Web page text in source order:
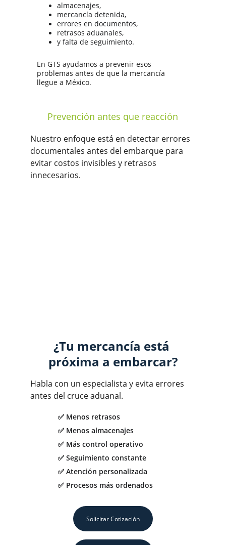
Prevención antes que reacción
Nuestro enfoque está en detectar errores
documentales antes del embarque para
evitar costos invisibles y retrasos
innecesarios.
almacenajes,
mercancía detenida,
errores en documentos,
retrasos aduanales,
y falta de seguimiento.
En GTS ayudamos a prevenir esos
problemas antes de que la mercancía
llegue a México.
¿Tu mercancía está
próxima a embarcar?
Habla con un especialista y evita errores
antes del cruce aduanal.
✅ Menos retrasos
✅ Menos almacenajes
✅ Más control operativo
✅ Seguimiento constante
✅ Atención personalizada
✅ Procesos más ordenados
Solicitar Cotización